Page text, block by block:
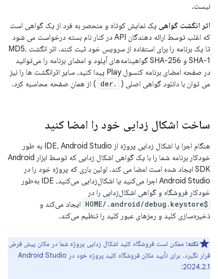
نیست.
اثر انگشت گواهی یک نمایش کوتاه و منحصر به فرد از یک گواهی است
که اغلب توسط ارائه دهندگان API در کنار نام بسته درخواست می شود
تا یک برنامه را برای استفاده از سرویس خود ثبت کنند. اثر انگشت MD5،
SHA-1 و SHA-256 گواهینامه‌های آپلود و امضای برنامه را می‌توانید
در صفحه امضای برنامه کنسول Play پیدا کنید. سایر اثرانگشت ها را نیز
می توان با دانلود گواهی اصلی (
.der ) از همان صفحه محاسبه کرد.
ساخت اشکال زدایی خود را امضا کنید
هنگام اجرا یا اشکال زدایی پروژه از IDE، Android Studio به طور
خودکار برنامه شما را با یک گواهی اشکال زدایی که توسط ابزار Android
SDK ایجاد شده است امضا می کند. اولین باری که پروژه خود را در
Android Studio اجرا می‌کنید یا اشکال‌زدایی می‌کنید، IDE به‌طور
خودکار فروشگاه و گواهی اشکال‌زدایی را در
$HOME/.android/debug.keystore
ایجاد می‌کند و
ذخیره‌سازی کلید و رمزهای عبور کلید را تنظیم می‌کند.
نکته: ممکن است فروشگاه کلید اشکال زدایی پروژه شما در مکان پیش فرض
قرار نگیرد. برای تأیید مکان فروشگاه کلید پروژه خود در Android Studio
2024.2.1: